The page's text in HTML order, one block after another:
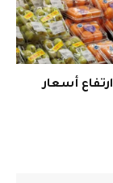
أسعار